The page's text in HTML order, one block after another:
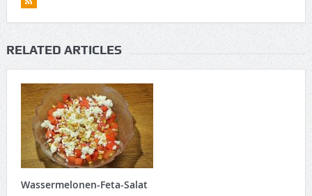
RELATED ARTICLES
Wassermelonen-Feta-Salat